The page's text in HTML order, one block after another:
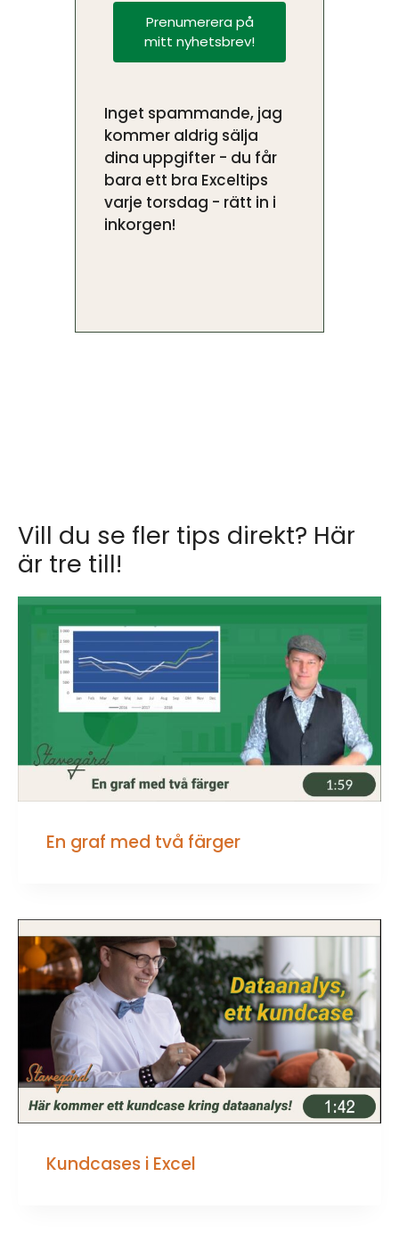
Prenumerera på
mitt nyhetsbrev!
Inget spammande, jag
kommer aldrig sälja
dina uppgifter - du får
bara ett bra Exceltips
varje torsdag - rätt in i
inkorgen!
Vill du se fler tips direkt? Här
är tre till!
En graf med två färger
Kundcases i Excel